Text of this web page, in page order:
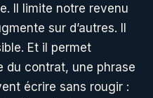
Il limite notre revenu
sur d’autres. Il
Et il permet
du contrat, une phrase
écrire sans rougir :